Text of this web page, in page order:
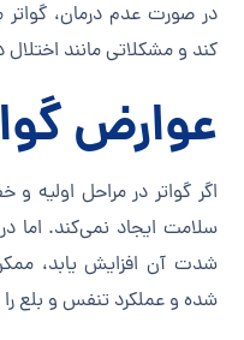
در صورت عدم درمان،
کند و مشکلاتی مانند
عوارض
اگر گواتر در مراحل اولیه
سلامت ایجاد نمی‌کند. اما
شدت آن افزایش یابد،
شده و عملکرد تنفس و بلع